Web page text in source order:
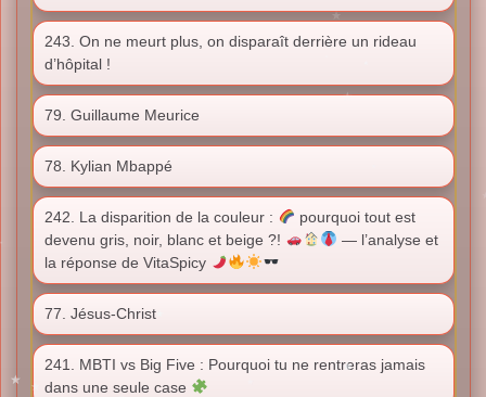
243. On ne meurt plus, on disparaît derrière un rideau
d’hôpital !
79. Guillaume Meurice
78. Kylian Mbappé
242. La disparition de la couleur :
pourquoi tout est
devenu gris, noir, blanc et beige ?!
— l’analyse et
la réponse de VitaSpicy
77. Jésus-Christ
241. MBTI vs Big Five : Pourquoi tu ne rentreras jamais
dans une seule case